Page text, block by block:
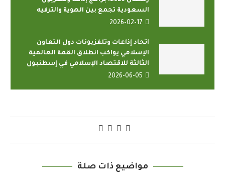
السعودية تجمع بين الهوية والترفيه
2026-02-17
اتحاد إذاعات وتلفزيونات دول التعاون
الإسلامي يواكب انطلاق القمة العالمية
الثالثة للاقتصاد الإسلامي في إسطنبول
2026-06-05
مواضيع ذات صلة